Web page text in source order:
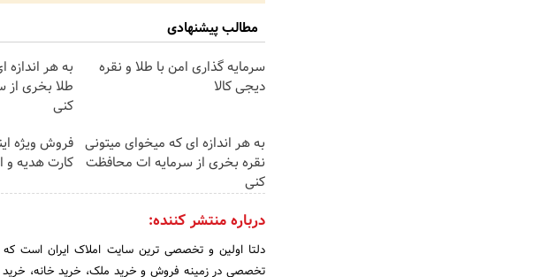
مطالب پیشنهادی
سرمایه گذاری امن با طلا و نقره
دیجی کالا
به هر
طلا بخری
کنی
به هر اندازه ای که میخوای میتونی
نقره بخری از سرمایه ات محافظت
کنی
کارت هدیه و
درباره منتشر کننده:
دلتا اولین و تخصصی ترین سایت املاک ایران است
تخصصی در زمینه فروش و خرید ملک، خرید خانه، خرید